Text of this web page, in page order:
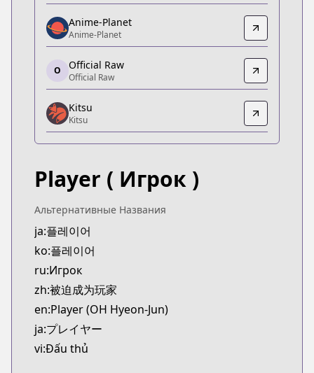
https://mangadex.org/title/6994b74a-2ecd-4a54-
Anime-Planet
Anime-Planet
https://www.anime-planet.com/manga/player
Official Raw
Official Raw
https://comic.naver.com/webtoon/
Kitsu
Kitsu
MangaUpdates
MangaUpdates
https://www.mangaupdates.com/
Anime-Planet
Anime-Planet
O Official Raw
Official Raw
Kitsu
Kitsu
Player ( Игрок )
Альтернативные Названия
ja:플레이어
ko:플레이어
ru:Игрок
zh:被迫成为玩家
en:Player (OH Hyeon-Jun)
ja:プレイヤー
vi:Đấu thủ